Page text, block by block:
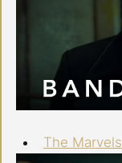
The Marvels